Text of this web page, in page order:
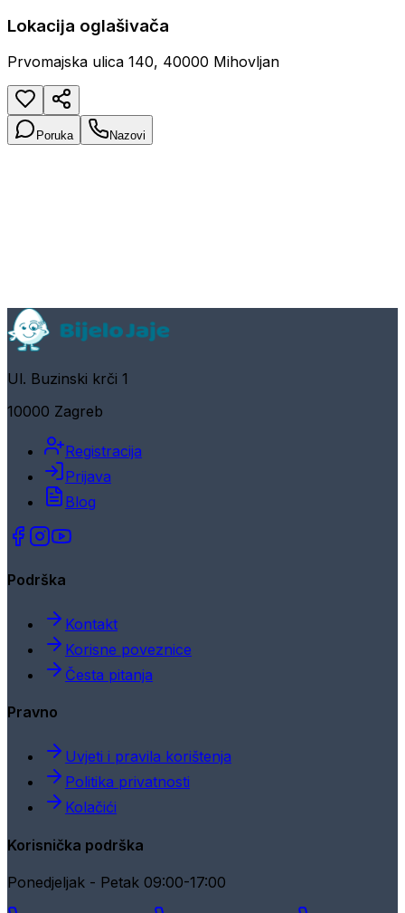
Lokacija oglašivača
Prvomajska ulica 140, 40000 Mihovljan
Poruka Nazovi
Ul. Buzinski krči 1
10000 Zagreb
Registracija
Prijava
Blog
Podrška
Kontakt
Korisne poveznice
Česta pitanja
Pravno
Uvjeti i pravila korištenja
Politika privatnosti
Kolačići
Korisnička podrška
Ponedjeljak - Petak 09:00-17:00